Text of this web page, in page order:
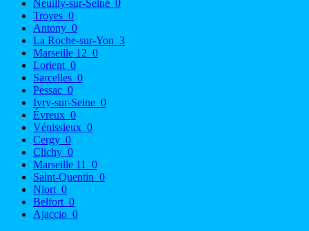
Neuilly-sur-Seine 0
Troyes 0
Antony 0
La Roche-sur-Yon 3
Marseille 12 0
Lorient 0
Sarcelles 0
Pessac 0
Ivry-sur-Seine 0
Évreux 0
Vénissieux 0
Cergy 0
Clichy 0
Marseille 11
0
Saint-Quentin 0
Niort 0
Belfort 0
Ajaccio 0